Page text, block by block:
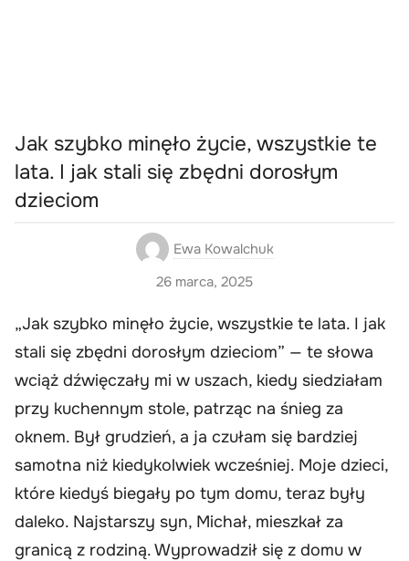
Jak szybko minęło życie, wszystkie te
lata. I jak stali się zbędni dorosłym
dzieciom
Ewa Kowalchuk
26 marca, 2025
„Jak szybko minęło życie, wszystkie te lata. I jak
stali się zbędni dorosłym dzieciom” — te słowa
wciąż dźwięczały mi w uszach, kiedy siedziałam
przy kuchennym stole, patrząc na śnieg za
oknem. Był grudzień, a ja czułam się bardziej
samotna niż kiedykolwiek wcześniej. Moje dzieci,
które kiedyś biegały po tym domu, teraz były
daleko. Najstarszy syn, Michał, mieszkał za
granicą z rodziną. Wyprowadził się z domu w